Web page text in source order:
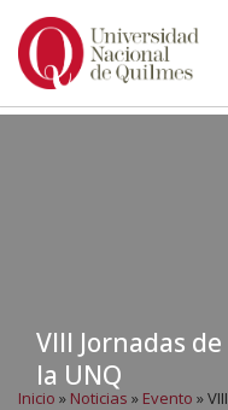
Ir
VIII Jornadas
la UNQ
Inicio » Noticias » Evento »